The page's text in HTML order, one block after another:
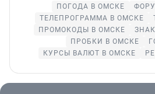
ПОГОДА В ОМСКЕ
ТЕЛЕПРОГРАММА В ОМСКЕ
ПРОМОКОДЫ В ОМСКЕ
ПРОБКИ В ОМСКЕ
КУРСЫ ВАЛЮТ В ОМСКЕ